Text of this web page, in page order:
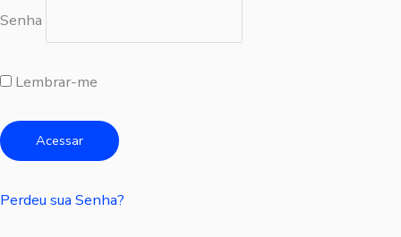
Senha
Lembrar-me
Perdeu sua Senha?